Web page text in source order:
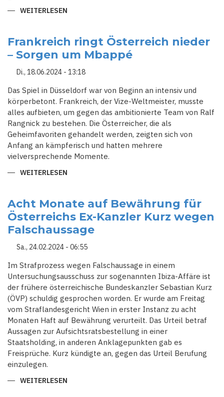
WEITERLESEN
GEGEN
SLOWAKEI
UND
ÖSTERREICH
POLEN:
BEI
DER
EM
2024
Frankreich ringt Österreich nieder
– Sorgen um Mbappé
Di., 18.06.2024 - 13:18
Das Spiel in Düsseldorf war von Beginn an intensiv und
körperbetont. Frankreich, der Vize-Weltmeister, musste
alles aufbieten, um gegen das ambitionierte Team von Ralf
Rangnick zu bestehen. Die Österreicher, die als
Geheimfavoriten gehandelt werden, zeigten sich von
Anfang an kämpferisch und hatten mehrere
vielversprechende Momente.
WEITERLESEN
NIEDER
–
SORGEN
UM
MBAPPÉ
Acht Monate auf Bewährung für
Österreichs Ex-Kanzler Kurz wegen
Falschaussage
Sa., 24.02.2024 - 06:55
Im Strafprozess wegen Falschaussage in einem
Untersuchungsausschuss zur sogenannten Ibiza-Affäre ist
der frühere österreichische Bundeskanzler Sebastian Kurz
(ÖVP) schuldig gesprochen worden. Er wurde am Freitag
vom Straflandesgericht Wien in erster Instanz zu acht
Monaten Haft auf Bewährung verurteilt. Das Urteil betraf
Aussagen zur Aufsichtsratsbestellung in einer
Staatsholding, in anderen Anklagepunkten gab es
Freisprüche. Kurz kündigte an, gegen das Urteil Berufung
einzulegen.
WEITERLESEN